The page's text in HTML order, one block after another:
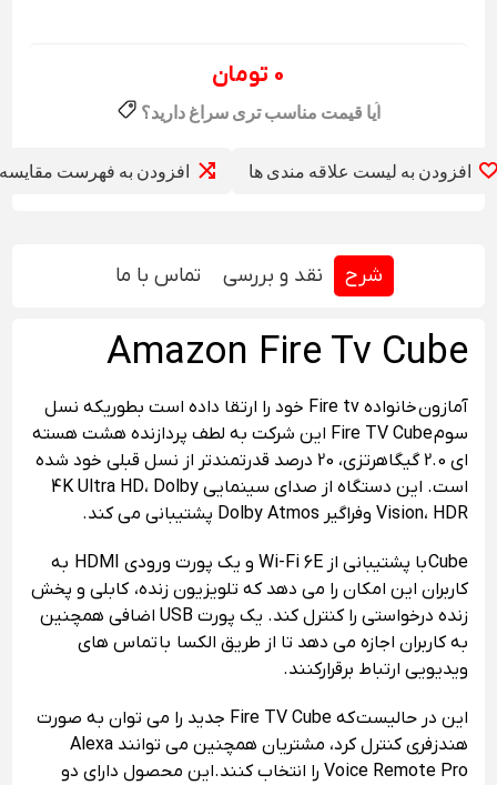
0 تومان
افزودن به لیست علاقه مندی ها افزودن به فهرست مقایسه
شرح نقد و بررسی تماس با ما
Amazon Fire Tv Cube
آمازون خانواده Fire tv خود را ارتقا داده است بطوریکه نسل
سوم Fire TV Cube این شرکت به لطف پردازنده هشت هسته
ای 2.0 گیگاهرتزی، 20 درصد قدرتمندتر از نسل قبلی خود شده
است. این دستگاه از صدای سینمایی 4K Ultra HD، Dolby
Vision، HDR وفراگیر Dolby Atmos پشتیبانی می کند.
Cube با پشتیبانی از Wi-Fi 6E و یک پورت ورودی HDMI به
کاربران این امکان را می دهد که تلویزیون زنده، کابلی و پخش
زنده درخواستی را کنترل کند. یک پورت USB اضافی همچنین
به کاربران اجازه می دهد تا از طریق الکسا با تماس های
ویدیویی ارتباط برقرارکنند.
این در حالیست که Fire TV Cube جدید را می توان به صورت
هندزفری کنترل کرد، مشتریان همچنین می توانند Alexa
Voice Remote Pro را انتخاب کنند.این محصول دارای دو